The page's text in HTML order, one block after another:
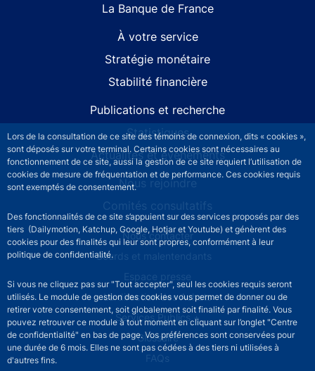
Lors de la consultation de ce site des témoins de connexion, dits « cookies »,
sont déposés sur votre terminal. Certains cookies sont nécessaires au
fonctionnement de ce site, aussi la gestion de ce site requiert l’utilisation de
cookies de mesure de fréquentation et de performance. Ces cookies requis
sont exemptés de consentement.
Des fonctionnalités de ce site s’appuient sur des services proposés par des
tiers (Dailymotion, Katchup, Google, Hotjar et Youtube) et génèrent des
cookies pour des finalités qui leur sont propres, conformément à leur
politique de confidentialité.
Si vous ne cliquez pas sur "Tout accepter", seul les cookies requis seront
utilisés. Le module de gestion des cookies vous permet de donner ou de
retirer votre consentement, soit globalement soit finalité par finalité. Vous
pouvez retrouver ce module à tout moment en cliquant sur l’onglet "Centre
de confidentialité" en bas de page. Vos préférences sont conservées pour
une durée de 6 mois. Elles ne sont pas cédées à des tiers ni utilisées à
d'autres fins.
La Banque de France
À votre service
Stratégie monétaire
Stabilité financière
Publications et recherche
Statistiques
Actualités et événements
Nous rejoindre
Comités consultatifs
Footer secondary menuNous contacter
Sourds et malentendants
Espace presse
La direction des Achats
Services Publics +
Glossaire
FAQs